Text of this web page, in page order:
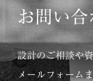
お問い
設計のご相談や
メールフォーム